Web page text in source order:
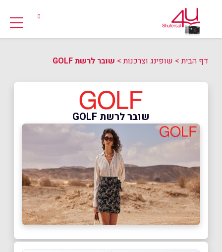
0
דף הבית> שופינג וצרכנות> שובר לרשת GOLF
שובר לרשת GOLF